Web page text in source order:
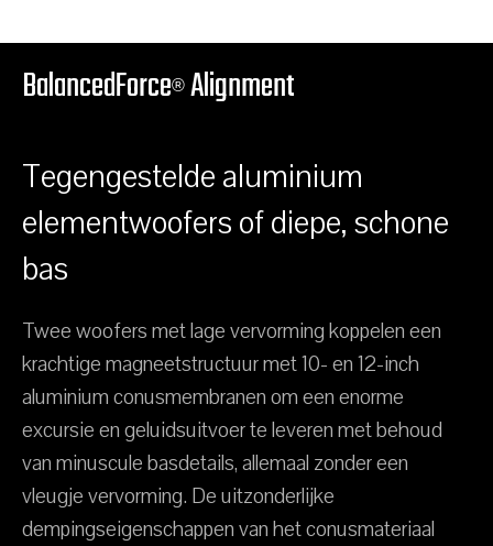
BalancedForce® Alignment
Tegengestelde aluminium
elementwoofers of diepe, schone
bas
Twee woofers met lage vervorming koppelen een
krachtige magneetstructuur met 10- en 12-inch
aluminium conusmembranen om een enorme
excursie en geluidsuitvoer te leveren met behoud
van minuscule basdetails, allemaal zonder een
vleugje vervorming. De uitzonderlijke
dempingseigenschappen van het conusmateriaal